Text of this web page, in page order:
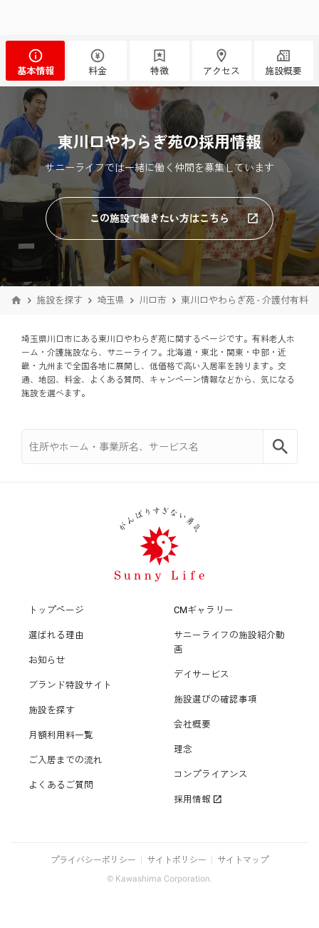
基本情報 料金 特徴 アクセス 施設概要
東川口やわらぎ苑の採用情報
サニーライフでは一緒に働く仲間を募集しています
この施設で働きたい方はこちら
施設を探す 埼玉県 川口市 東川口やわらぎ苑 - 介護付有料
埼玉県川口市にある東川口やわらぎ苑に関するページです。有料老⼈ホ
ーム・介護施設なら、サニーライフ。北海道・東北・関東・中部・近
畿・九州まで全国各地に展開し、低価格で⾼い入居率を誇ります。交
通、地図、料金、よくある質問、キャンペーン情報などから、気になる
施設を選べます。
トップページ
選ばれる理由
お知らせ
ブランド特設サイト
施設を探す
月額利用料一覧
ご入居までの流れ
よくあるご質問
CMギャラリー
サニーライフの施設紹介動
画
デイサービス
施設選びの確認事項
会社概要
理念
コンプライアンス
採用情報
プライバシーポリシー サイトポリシー
サイトマップ
© Kawashima Corporation.